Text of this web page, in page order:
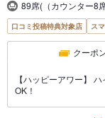
89席(（カウンター8
口コミ投稿特典対象店 ス
クーポ
【ハッピーアワー】
OK！